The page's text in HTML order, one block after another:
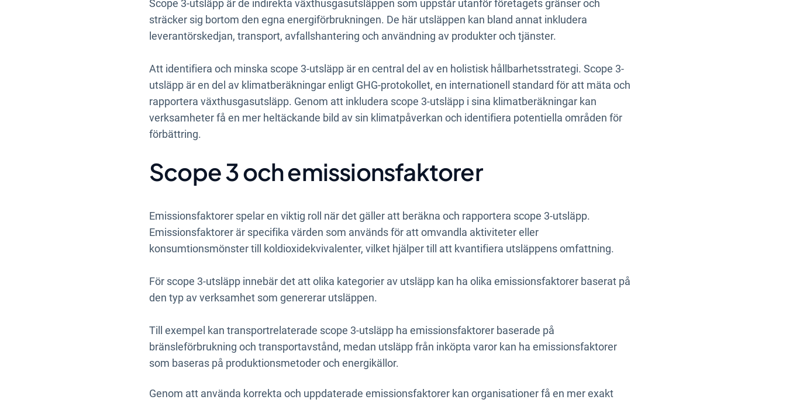
Scope 3-utsläpp är de indirekta växthusgasutsläppen som uppstår utanför företagets gränser och
sträcker sig bortom den egna energiförbrukningen. De här utsläppen kan bland annat inkludera
leverantörskedjan, transport, avfallshantering och användning av produkter och tjänster.
Att identifiera och minska scope 3-utsläpp är en central del av en holistisk hållbarhetsstrategi. Scope 3-
utsläpp är en del av klimatberäkningar enligt GHG-protokollet, en internationell standard för att mäta och
rapportera växthusgasutsläpp. Genom att inkludera scope 3-utsläpp i sina klimatberäkningar kan
verksamheter få en mer heltäckande bild av sin klimatpåverkan och identifiera potentiella områden för
förbättring.
Scope 3 och emissionsfaktorer
Emissionsfaktorer spelar en viktig roll när det gäller att beräkna och rapportera scope 3-utsläpp.
Emissionsfaktorer är specifika värden som används för att omvandla aktiviteter eller
konsumtionsmönster till koldioxidekvivalenter, vilket hjälper till att kvantifiera utsläppens omfattning.
För scope 3-utsläpp innebär det att olika kategorier av utsläpp kan ha olika emissionsfaktorer baserat på
den typ av verksamhet som genererar utsläppen.
Till exempel kan transportrelaterade scope 3-utsläpp ha emissionsfaktorer baserade på
bränsleförbrukning och transportavstånd, medan utsläpp från inköpta varor kan ha emissionsfaktorer
som baseras på produktionsmetoder och energikällor.
Genom att använda korrekta och uppdaterade emissionsfaktorer kan organisationer få en mer exakt